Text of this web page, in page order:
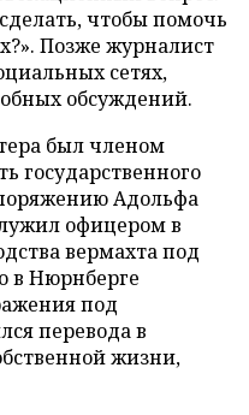
чтобы помочь
Позже журналист
сетях,
обсуждений.
был членом
государственного
Адольфа
офицером в
вермахта под
в Нюрнберге
под
перевода в
жизни,